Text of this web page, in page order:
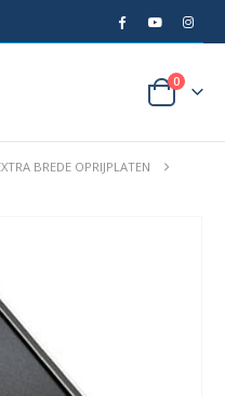
0
BREDE OPRIJPLATEN